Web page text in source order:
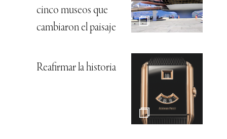
cinco museos que
cambiaron el paisaje
Reafirmar la historia